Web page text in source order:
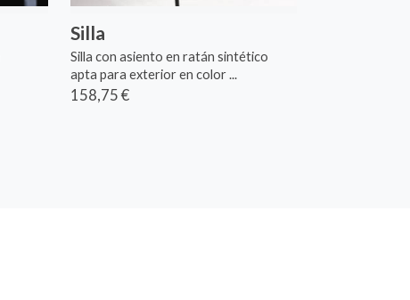
Silla
Silla con asiento en ratán sintético
apta para exterior en color ...
158,75 €